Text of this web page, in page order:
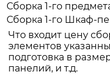
Сборка 1-го
Сборка 1-го Шкаф-
Что входит цену
элементов
подготовка в
панелий, и т.д.